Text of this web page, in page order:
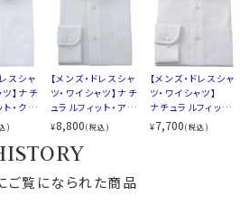
47cm / トールM-88・L-90・
てご用意。(サイズ表C)
はございませんのでご了承く
フス
3L-45･4L-47cm
L-90・LL-90cm
ット
スシャ
ツ】ナチ
ト・クー
ールシ
・形態
スフォー
タルカラ
イ・ポ
)
【メンズ・ドレスシャ
ツ・ワイシャツ】ナチ
ュラルフィット・アイ
スコットン・プレミア
ムコットン・イージ
ーケア・ホリゾンタ
ルカラー・カッタウェ
イ
¥8,800(税込)
【メンズ・ドレスシャ
ツ・ワイシャツ】
ナチュラルフィット・
プレミアムコットン・
オックスフォード・形
¥7,700(税込)
ご覧になられた商品